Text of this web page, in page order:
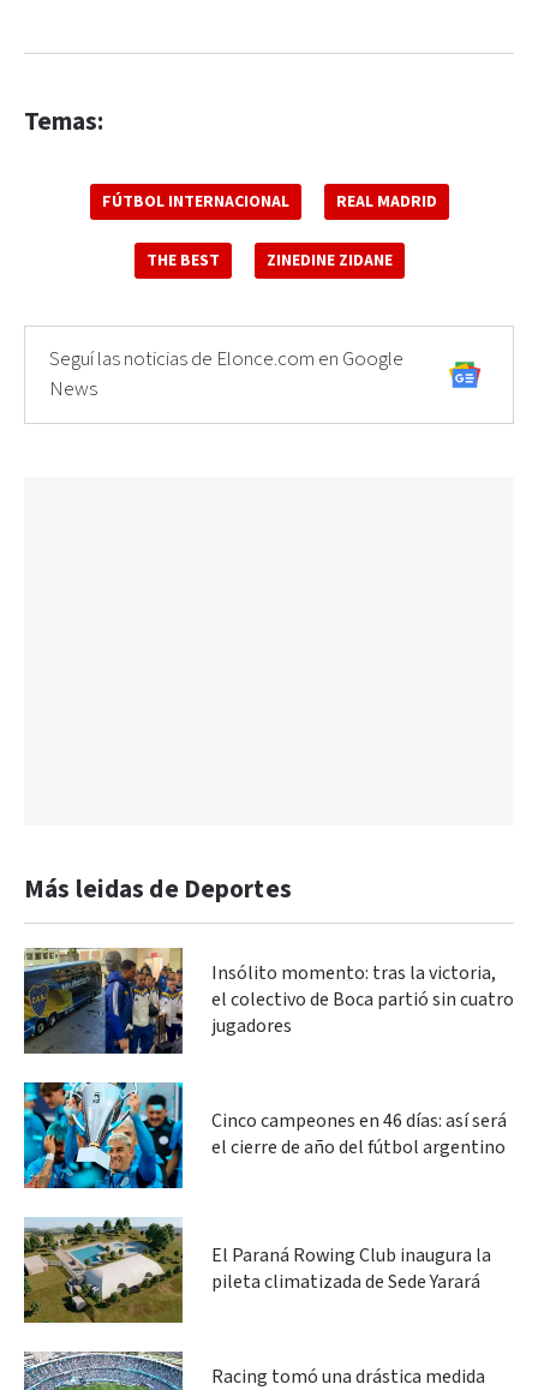
Temas:
FÚTBOL INTERNACIONAL REAL MADRID
THE BEST ZINEDINE ZIDANE
Seguí las noticias de Elonce.com en Google
News
Más leidas de Deportes
Insólito momento: tras la victoria,
el colectivo de Boca partió sin cuatro
jugadores
Cinco campeones en 46 días: así será
el cierre de año del fútbol argentino
El Paraná Rowing Club inaugura la
pileta climatizada de Sede Yarará
Racing tomó una drástica medida